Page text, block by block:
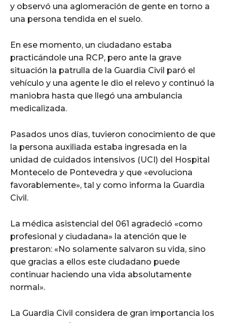
y observó una aglomeración de gente en torno a
una persona tendida en el suelo.
En ese momento, un ciudadano estaba
practicándole una RCP, pero ante la grave
situación la patrulla de la Guardia Civil paró el
vehículo y una agente le dio el relevo y continuó la
maniobra hasta que llegó una ambulancia
medicalizada.
Pasados unos días, tuvieron conocimiento de que
la persona auxiliada estaba ingresada en la
unidad de cuidados intensivos (UCI) del Hospital
Montecelo de Pontevedra y que «evoluciona
favorablemente», tal y como informa la Guardia
Civil.
La médica asistencial del 061 agradeció «como
profesional y ciudadana» la atención que le
prestaron: «No solamente salvaron su vida, sino
que gracias a ellos este ciudadano puede
continuar haciendo una vida absolutamente
normal».
La Guardia Civil considera de gran importancia los